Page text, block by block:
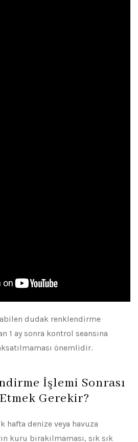
dudak renklendirme
1 ay sonra kontrol seansına
önemlidir.
İşlemi Sonrası
Gerekir?
hafta denize veya havuza
kuru bırakılmaması, sık sık